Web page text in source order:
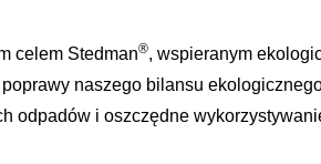
celem Stedman®, wspieranym
naszego bilansu
odpadów i oszczędne